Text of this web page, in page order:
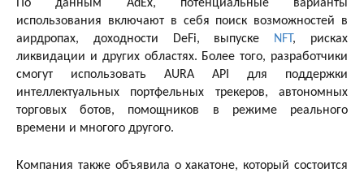
По данным AdEx, потенциальные варианты
использования включают в себя поиск возможностей в
аирдропах, доходности DeFi, выпуске
NFT , рисках
ликвидации и других областях. Более того, разработчики
смогут использовать AURA API для поддержки
интеллектуальных портфельных трекеров, автономных
торговых ботов, помощников в режиме реального
времени и многого другого.
Компания также объявила о хакатоне, который состоится